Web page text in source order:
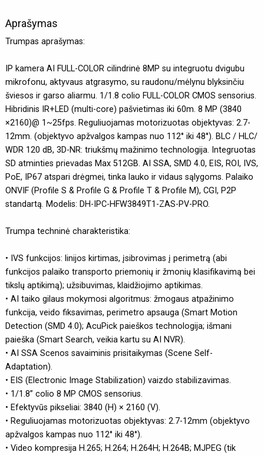
Aprašymas
Trumpas aprašymas:
IP kamera AI FULL-COLOR cilindrinė 8MP su integruotu dvigubu
mikrofonu, aktyvaus atgrasymo, su raudonu/mėlynu blyksinčiu
šviesos ir garso aliarmu. 1/1.8 colio FULL-COLOR CMOS sensorius.
Hibridinis IR+LED (multi-core) pašvietimas iki 60m. 8 MP (3840
×2160)@ 1~25fps. Reguliuojamas motorizuotas objektyvas: 2.7-
12mm. (objektyvo apžvalgos kampas nuo 112° iki 48°). BLC / HLC/
WDR 120 dB, 3D-NR: triukšmų mažinimo technologija. Integruotas
SD atminties prievadas Max 512GB. AI SSA, SMD 4.0, EIS, ROI, IVS,
PoE, IP67 atspari drėgmei, tinka lauko ir vidaus sąlygoms. Palaiko
ONVIF (Profile S & Profile G & Profile T & Profile M), CGI, P2P
standartą. Modelis: DH-IPC-HFW3849T1-ZAS-PV-PRO.
Trumpa techninė charakteristika:
• IVS funkcijos: linijos kirtimas, įsibrovimas į perimetrą (abi
funkcijos palaiko transporto priemonių ir žmonių klasifikavimą bei
tikslų aptikimą); užsibuvimas, klaidžiojimo aptikimas.
• AI taiko gilaus mokymosi algoritmus: žmogaus atpažinimo
funkcija, veido fiksavimas, perimetro apsauga (Smart Motion
Detection (SMD 4.0); AcuPick paieškos technologija; išmani
paieška (Smart Search, veikia kartu su AI NVR).
• AI SSA Scenos savaiminis prisitaikymas (Scene Self-
Adaptation).
• EIS (Electronic Image Stabilization) vaizdo stabilizavimas.
• 1/1.8” colio 8 MP CMOS sensorius.
• Efektyvūs pikseliai: 3840 (H) × 2160 (V).
• Reguliuojamas motorizuotas objektyvas: 2.7-12mm (objektyvo
apžvalgos kampas nuo 112° iki 48°).
• Video kompresija H.265; H.264; H.264H; H.264B; MJPEG (tik